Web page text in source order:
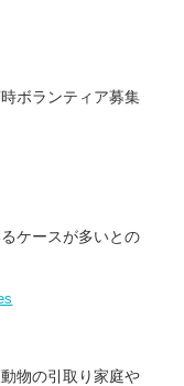
ボランティア募集
ケースが多いとの
物の引取り家庭や